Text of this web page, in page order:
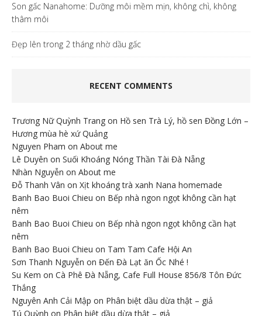
Son gấc Nanahome: Dưỡng môi mềm mịn, không chì, không
thâm môi
Đẹp lên trong 2 tháng nhờ dầu gấc
RECENT COMMENTS
Trương Nữ Quỳnh Trang on Hồ sen Trà Lý, hồ sen Đồng Lớn –
Hương mùa hè xứ Quảng
Nguyen Pham on About me
Lê Duyên on Suối Khoáng Nóng Thần Tài Đà Nẵng
Nhàn Nguyễn on About me
Đỗ Thanh Vân on Xịt khoáng trà xanh Nana homemade
Banh Bao Buoi Chieu on Bếp nhà ngon ngọt không cần hạt
nêm
Banh Bao Buoi Chieu on Bếp nhà ngon ngọt không cần hạt
nêm
Banh Bao Buoi Chieu on Tam Tam Cafe Hội An
Sơn Thanh Nguyễn on Đến Đà Lạt ăn Ốc Nhé !
Su Kem on Cà Phê Đà Nẵng, Cafe Full House 856/8 Tôn Đức
Thắng
Nguyên Anh Cải Mập on Phân biệt dầu dừa thật – giả
Tú Quỳnh on Phân biệt dầu dừa thật – giả